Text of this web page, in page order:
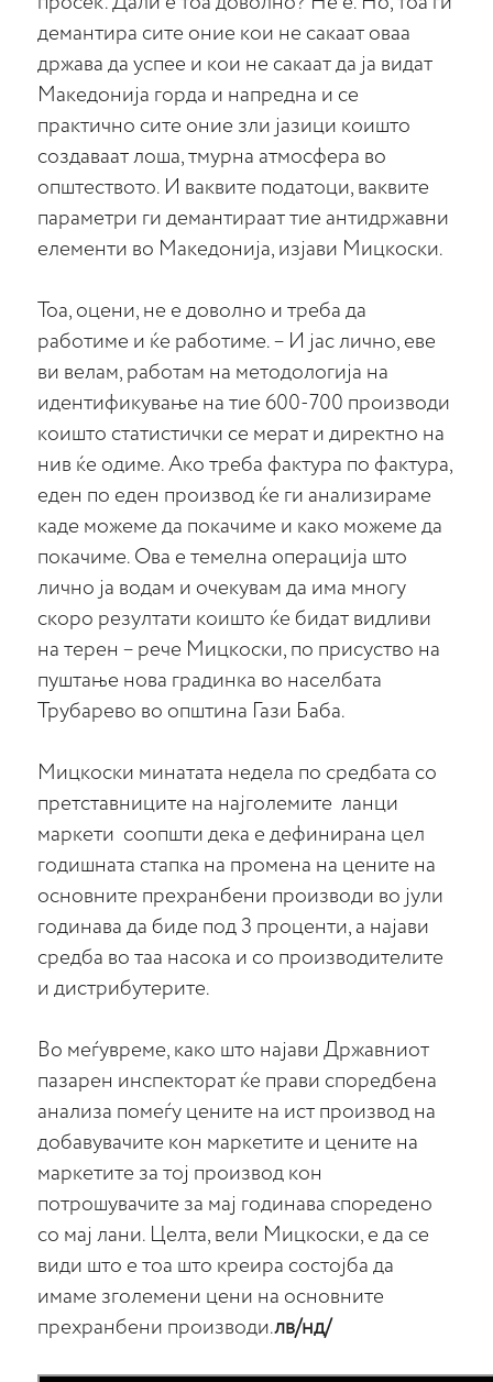
демантира сите оние кои не сакаат оваа
држава да успее и кои не сакаат да ја видат
Македонија горда и напредна и се
практично сите оние зли јазици коишто
создаваат лоша, тмурна атмосфера во
општеството. И ваквите податоци, ваквите
параметри ги демантираат тие антидржавни
елементи во Македонија, изјави Мицкоски.
Тоа, оцени, не е доволно и треба да
работиме и ќе работиме. – И јас лично, еве
ви велам, работам на методологија на
идентификување на тие 600-700 производи
коишто статистички се мерат и директно на
нив ќе одиме. Ако треба фактура по фактура,
еден по еден производ ќе ги анализираме
каде можеме да покачиме и како можеме да
покачиме. Ова е темелна операција што
лично ја водам и очекувам да има многу
скоро резултати коишто ќе бидат видливи
на терен – рече Мицкоски, по присуство на
пуштање нова градинка во населбата
Трубарево во општина Гази Баба.
Мицкоски минатата недела по средбата со
претставниците на најголемите ланци
маркети соопшти дека е дефинирана цел
годишната стапка на промена на цените на
основните прехранбени производи во јули
годинава да биде под 3 проценти, а најави
средба во таа насока и со производителите
и дистрибутерите.
Во меѓувреме, како што најави Државниот
пазарен инспекторат ќе прави споредбена
анализа помеѓу цените на ист производ на
добавувачите кон маркетите и цените на
маркетите за тој производ кон
потрошувачите за мај годинава споредено
со мај лани. Целта, вели Мицкоски, е да се
види што е тоа што креира состојба да
имаме зголемени цени на основните
прехранбени производи.лв/нд/